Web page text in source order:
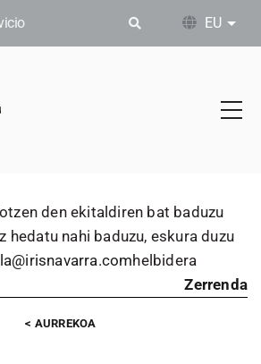
EU
den ekitaldiren bat baduzu
hedatu nahi baduzu, eskura duzu
helbidera
Zerrenda
AURREKOA